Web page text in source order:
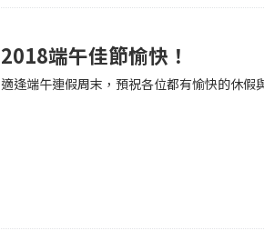
2018端午佳節愉快！
適逢端午連假周末，預祝各位都有愉快的休假